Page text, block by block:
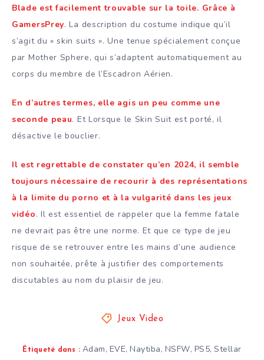
Blade est facilement trouvable sur la toile. Grâce à
GamersPrey. La description du costume indique qu’il
s’agit du « skin suits ». Une tenue spécialement conçue
par Mother Sphere, qui s’adaptent automatiquement au
corps du membre de l’Escadron Aérien.
En d’autres termes, elle agis un peu comme une
seconde peau. Et Lorsque le Skin Suit est porté, il
désactive le bouclier.
Il est regrettable de constater qu’en 2024, il semble
toujours nécessaire de recourir à des représentations
à la limite du porno et à la vulgarité dans les jeux
vidéo. Il est essentiel de rappeler que la femme fatale
ne devrait pas être une norme. Et que ce type de jeu
risque de se retrouver entre les mains d’une audience
non souhaitée, prête à justifier des comportements
discutables au nom du plaisir de jeu.
Jeux Video
Étiqueté dans : Adam, EVE,Naytiba, NSFW, PS5,Stellar